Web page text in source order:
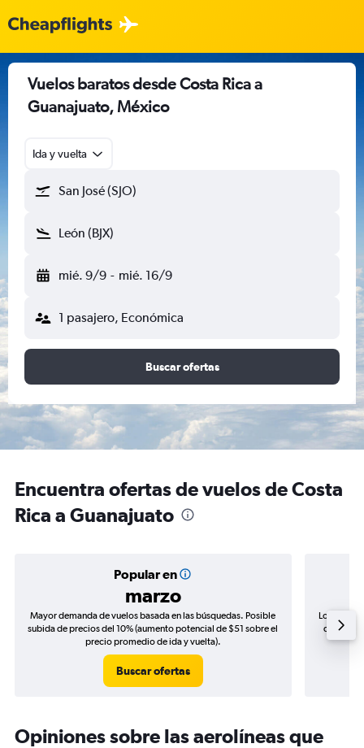
Vuelos baratos desde Costa Rica a
Guanajuato, México
Ida y vuelta
San José (SJO)
León (BJX)
mié. 9/9 - mié. 16/9
1 pasajero, Económica
Buscar ofertas
Encuentra ofertas de vuelos de Costa
Rica a Guanajuato
Popular en
marzo
Mayor demanda de vuelos basada en las búsquedas. Posible
subida de precios del 10% (aumento potencial de $51 sobre el
precio promedio de ida y vuelta).
Buscar ofertas
Los
de
Opiniones sobre las aerolíneas que